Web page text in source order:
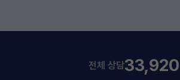
전체 상담33,920